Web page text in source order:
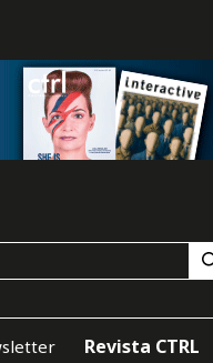
Revista CTRL